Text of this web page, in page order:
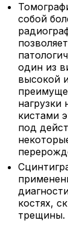
собой
один из
высокой
нагрузки
кистами
под
костях,
трещины.